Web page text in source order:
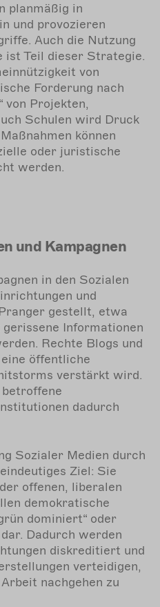
planmäßig in
und provozieren
Auch die Nutzung
Teil dieser Strategie.
von
Forderung nach
von Projekten,
Schulen wird Druck
können
oder juristische
werden.
und Kampagnen
in den Sozialen
und
gestellt, etwa
Informationen
Rechte Blogs und
öffentliche
verstärkt wird.
dadurch
Sozialer Medien durch
Ziel: Sie
offenen, liberalen
demokratische
dominiert“ oder
Dadurch werden
diskreditiert und
verteidigen,
nachgehen zu